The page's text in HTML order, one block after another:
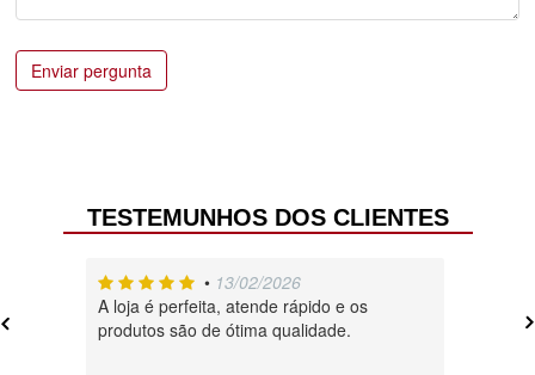
Enviar pergunta
TESTEMUNHOS DOS CLIENTES
• 13/02/2026
A loja é perfeita, atende rápido e os
produtos são de ótima qualidade.